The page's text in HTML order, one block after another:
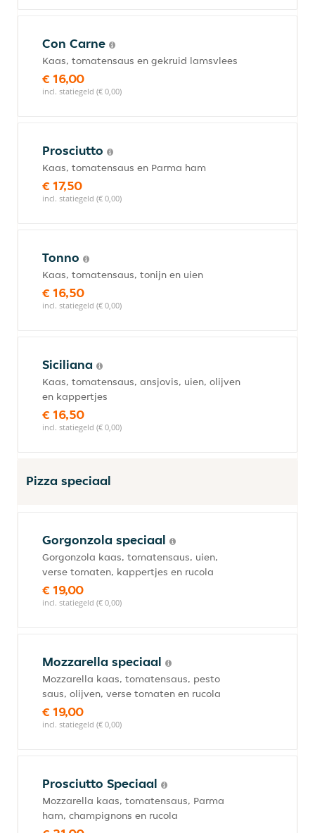
Con Carne
Kaas, tomatensaus en gekruid lamsvlees
€ 16,00
incl. statiegeld (€ 0,00)
Prosciutto
Kaas, tomatensaus en Parma ham
€ 17,50
incl. statiegeld (€ 0,00)
Tonno
Kaas, tomatensaus, tonijn en uien
€ 16,50
incl. statiegeld (€ 0,00)
Siciliana
Kaas, tomatensaus, ansjovis, uien, olijven
en kappertjes
€ 16,50
incl. statiegeld (€ 0,00)
Pizza speciaal
Gorgonzola speciaal
Gorgonzola kaas, tomatensaus, uien,
verse tomaten, kappertjes en rucola
€ 19,00
incl. statiegeld (€ 0,00)
Mozzarella speciaal
Mozzarella kaas, tomatensaus, pesto
saus, olijven, verse tomaten en rucola
€ 19,00
incl. statiegeld (€ 0,00)
Prosciutto Speciaal
Mozzarella kaas, tomatensaus, Parma
ham, champignons en rucola